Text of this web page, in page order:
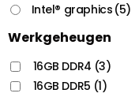
Intel® graphics (5)
Werkgeheugen
16GB DDR4 (3)
16GB DDR5 (1)